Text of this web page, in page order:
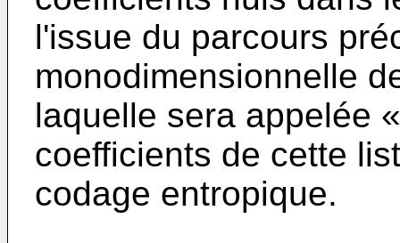
l'issue du parcours
monodimensionnelle
laquelle sera appelée
coefficients de cette
codage entropique.